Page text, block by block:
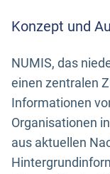
Konzept und
NUMIS, das
einen zentralen
Informationen
Organisationen
aus aktuellen